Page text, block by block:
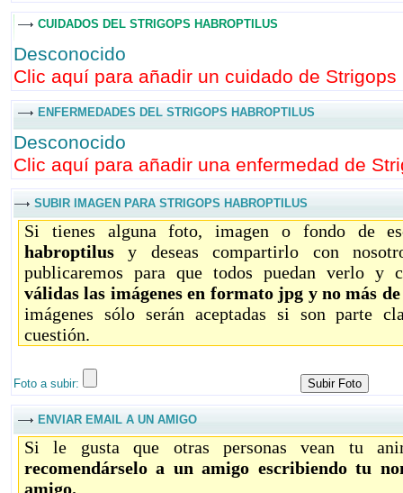
CUIDADOS DEL STRIGOPS HABROPTILUS
Desconocido
Clic aquí para añadir un cuidado de
ENFERMEDADES DEL STRIGOPS HABROPTILUS
Desconocido
Clic aquí para añadir una enfermedad de
SUBIR IMAGEN PARA STRIGOPS HABROPTILUS
Si tienes alguna foto, imagen o fondo de
habroptilus y deseas compartirlo con
publicaremos para que todos puedan verlo y
válidas las imágenes en formato jpg y no más
imágenes sólo serán aceptadas si son parte
cuestión.
Foto a subir:
ENVIAR EMAIL A UN AMIGO
Si le gusta que otras personas vean tu
recomendárselo a un amigo escribiendo tu
amigo.